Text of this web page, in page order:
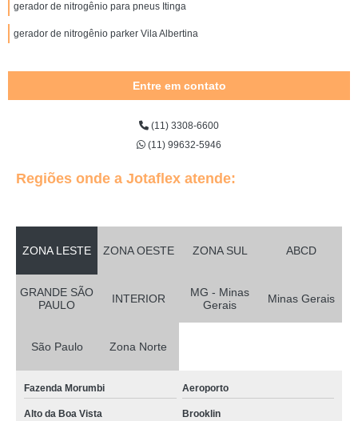
gerador de nitrogênio para pneus Itinga
gerador de nitrogênio parker Vila Albertina
Entre em contato
(11) 3308-6600
(11) 99632-5946
Regiões onde a Jotaflex atende:
ZONA LESTE ZONA OESTE ZONA SUL ABCD
GRANDE SÃO
PAULO
INTERIOR
MG - Minas
Gerais
Minas Gerais
São Paulo Zona Norte
Fazenda Morumbi Aeroporto
Alto da Boa Vista Brooklin